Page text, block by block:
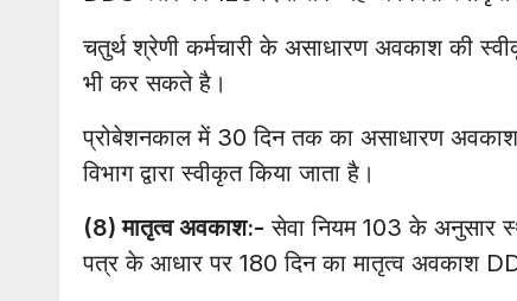
चतुर्थ श्रेणी कर्मचारी के असाधारण अवकाश की
भी कर सकते है।
प्रोबेशनकाल में 30 दिन तक का असाधारण
विभाग द्वारा स्वीकृत किया जाता है।
(8) मातृत्व अवकाश:- सेवा नियम 103 के अनुसार
पत्र के आधार पर 180 दिन का मातृत्व अवकाश